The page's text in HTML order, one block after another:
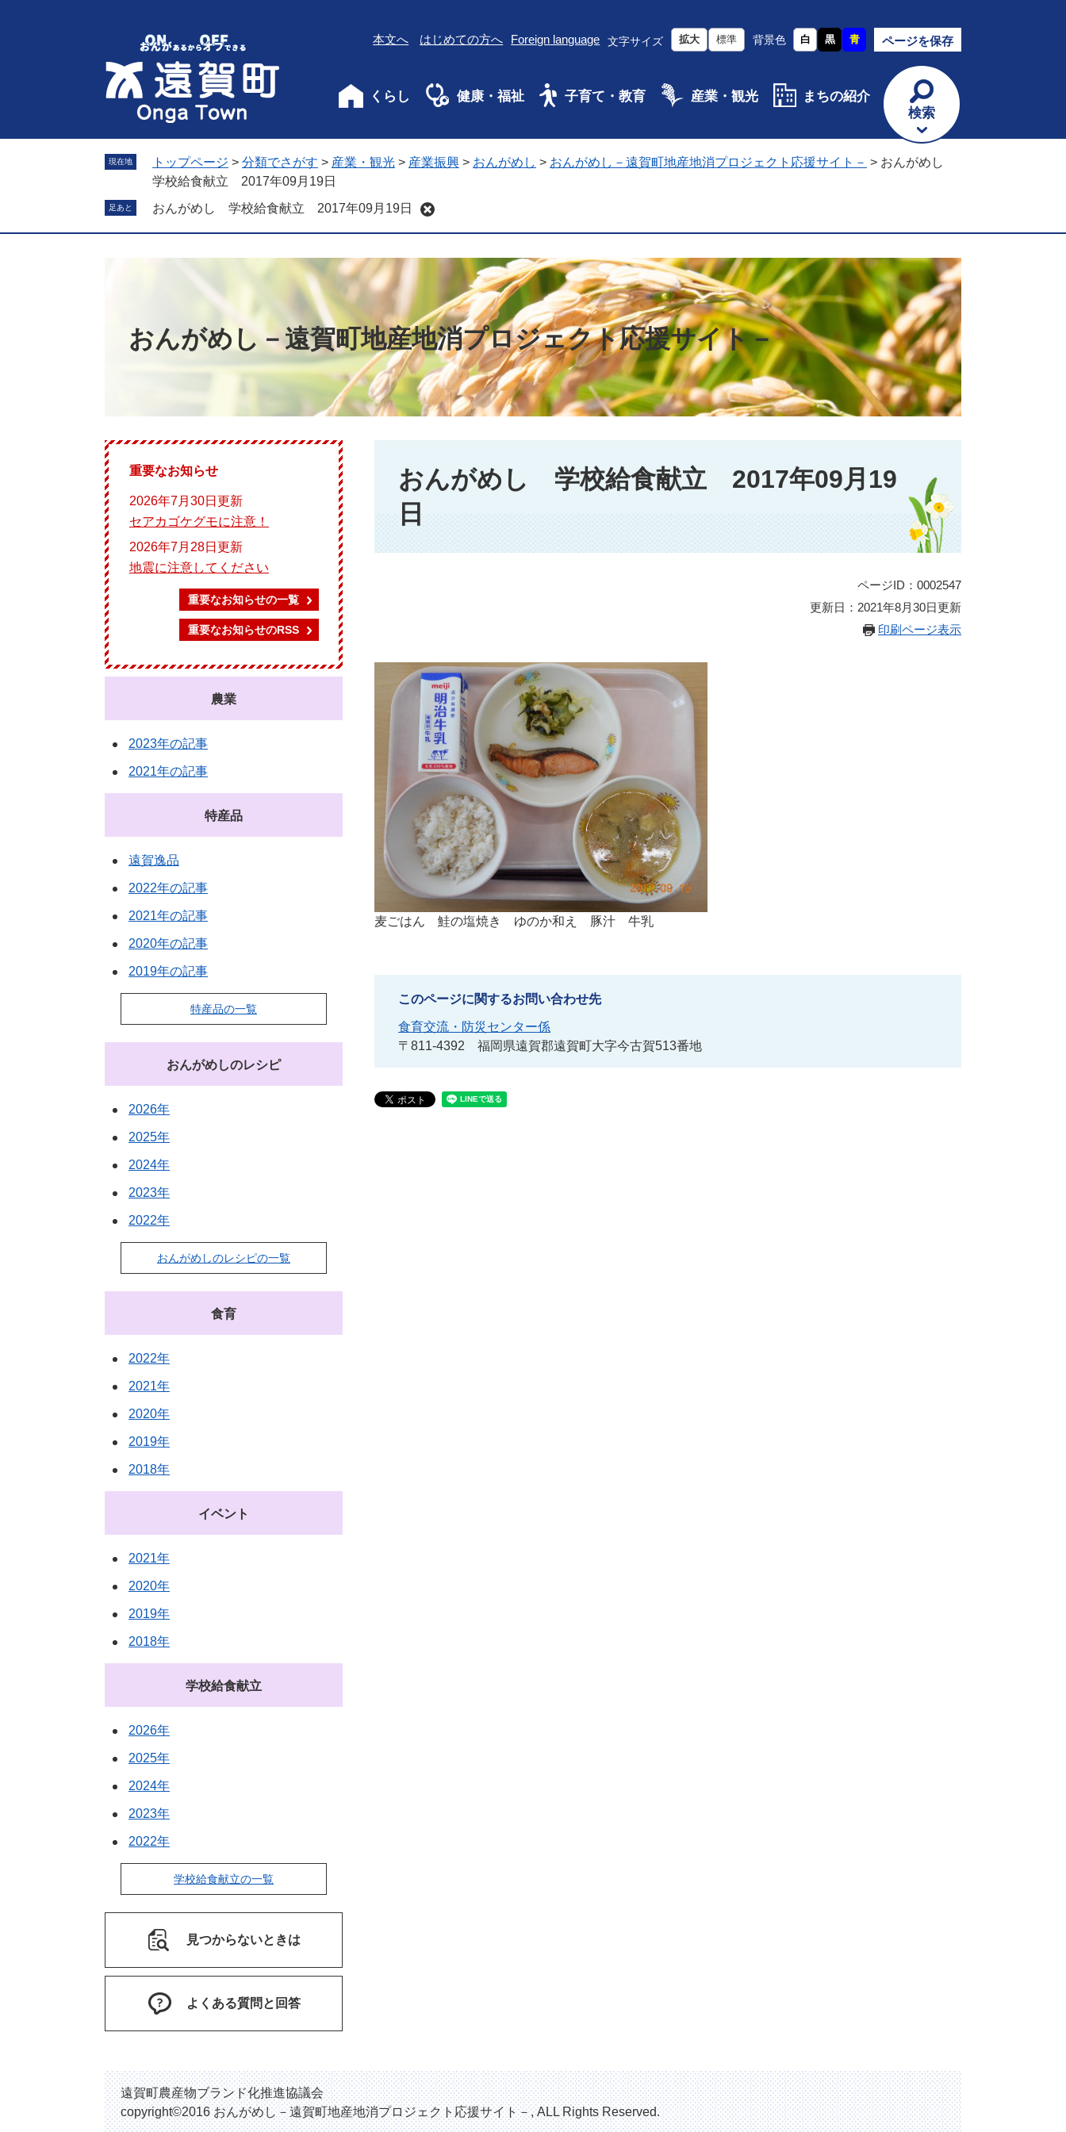
す
し
本文へ はじめての方へ Foreign language 文字サイズ 拡大 標準 背景色 白 黒 青 ページを保存
くらし 健康・福祉 子育て・教育 産業・観光
まちの紹介
検索
現在地 トップページ > 分類でさがす > 産業・観光 > 産業振興 > おんがめし > おんがめし－遠賀町地産地消プロジェクト応援サイト－ > おんがめし
学校給食献立 2017年09月19日
足あと おんがめし 学校給食献立 2017年09月19日
おんがめし－遠賀町地産地消プロジェクト応援サイト－
おんがめし 学校給食献立 2017年09月19
日
ページID：0002547
更新日：2021年8月30日更新
印刷ページ表示
麦ごはん 鮭の塩焼き ゆのか和え 豚汁 牛乳
このページに関するお問い合わせ先
食育交流・防災センター係
〒811-4392
福岡県遠賀郡遠賀町大字今古賀513番地
重要なお知らせ
2026年7月30日更新
セアカゴケグモに注意！
2026年7月28日更新
地震に注意してください
重要なお知らせの一覧
重要なお知らせのRSS
農業
2023年の記事
2021年の記事
特産品
遠賀逸品
2022年の記事
2021年の記事
2020年の記事
2019年の記事
特産品の一覧
おんがめしのレシピ
2026年
2025年
2024年
2023年
2022年
おんがめしのレシピの一覧
食育
2022年
2021年
2020年
2019年
2018年
イベント
2021年
2020年
2019年
2018年
学校給食献立
2026年
2025年
2024年
2023年
2022年
学校給食献立の一覧
見つからないときは
よくある質問と回答
遠賀町農産物ブランド化推進協議会
copyright©2016 おんがめし－遠賀町地産地消プロジェクト応援サイト－, ALL Rights Reserved.